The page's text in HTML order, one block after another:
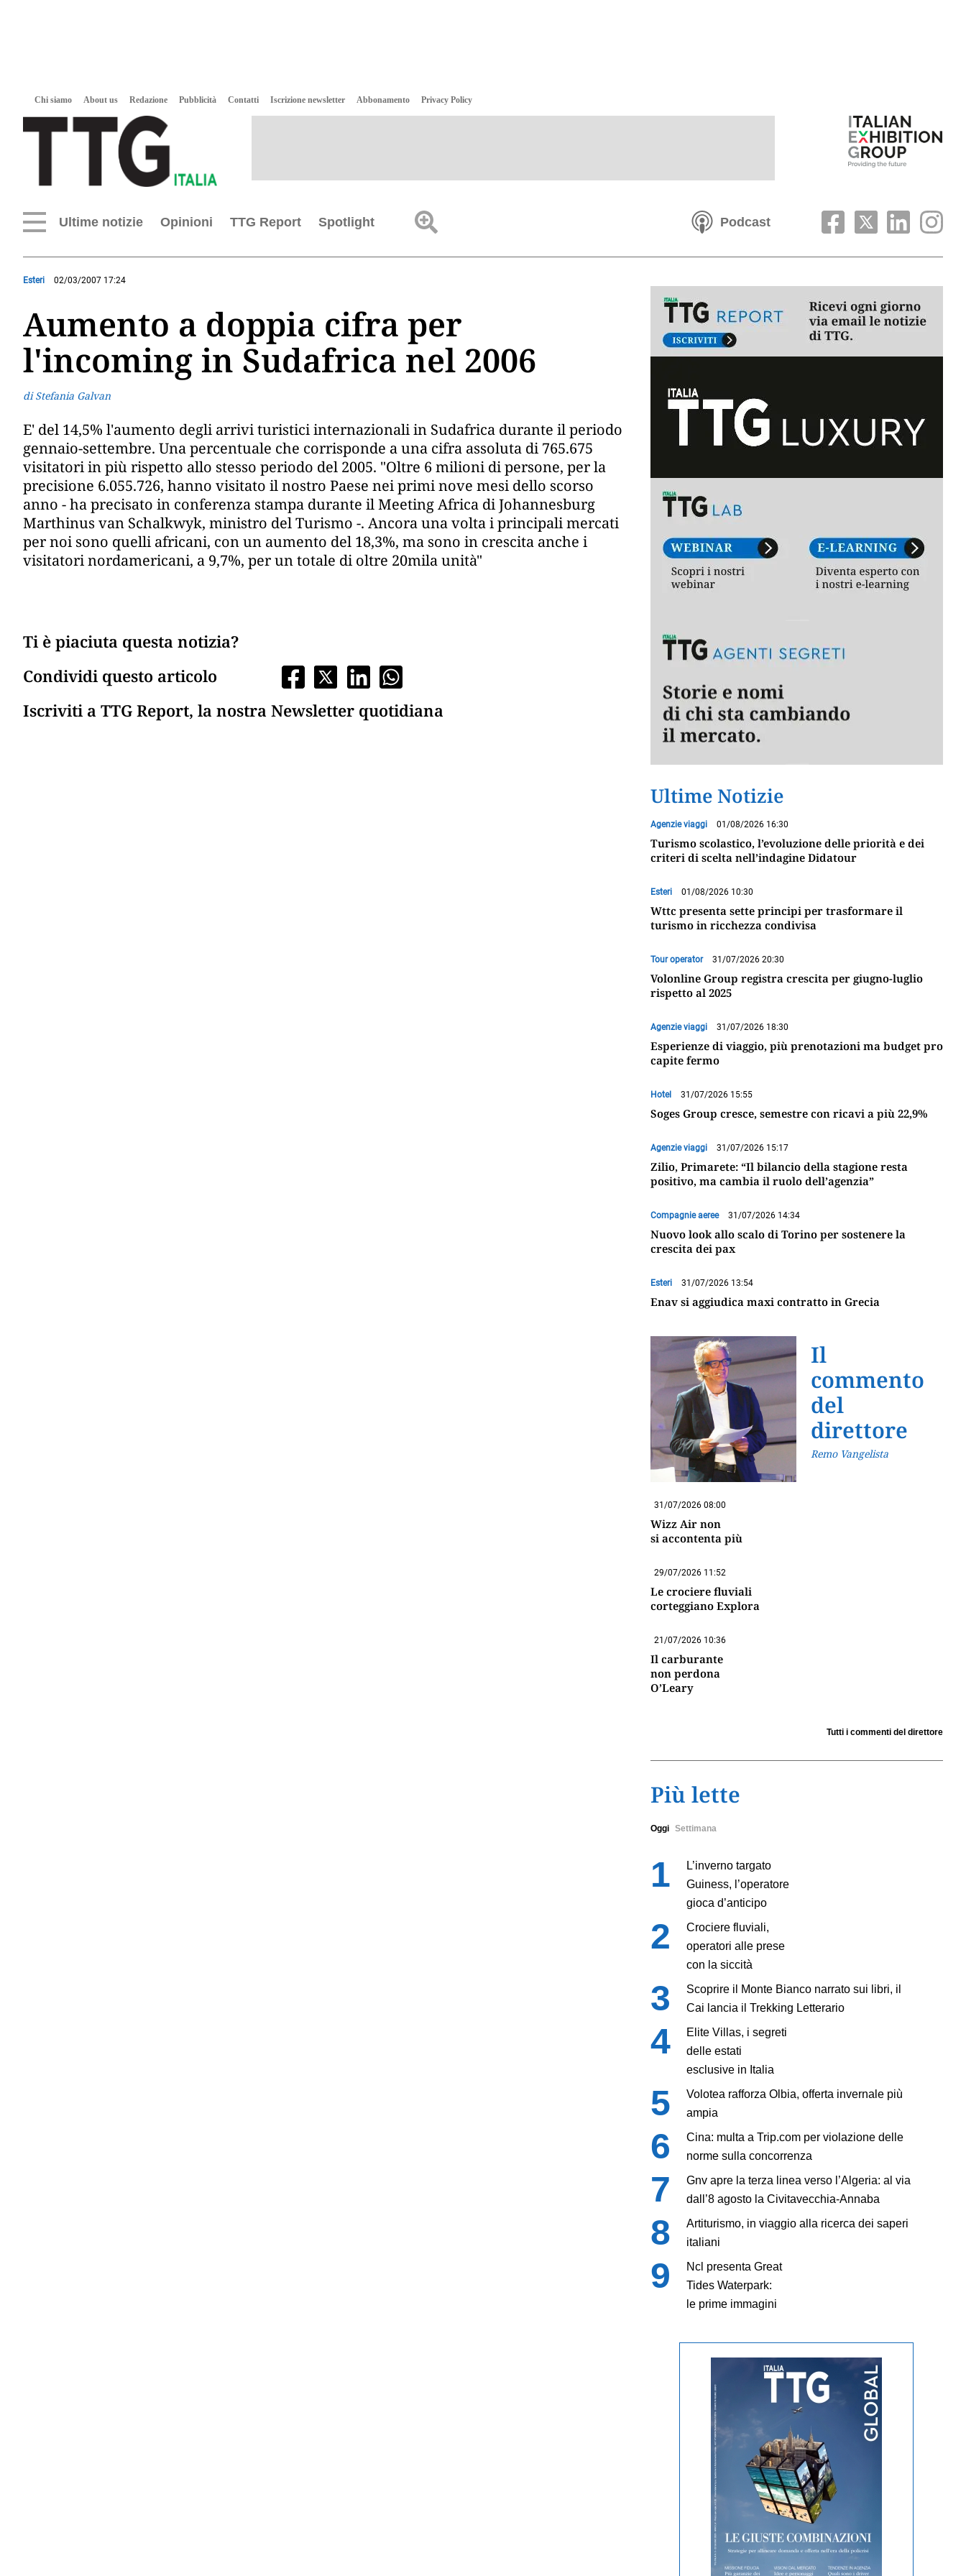
Chi siamo About us Redazione Pubblicità Contatti Iscrizione newsletter Abbonamento Privacy Policy
Ultime notizie Opinioni TTG Report Spotlight Podcast
Esteri 02/03/2007 17:24
Aumento a doppia cifra per
l'incoming in Sudafrica nel 2006
di Stefania Galvan
E' del 14,5% l'aumento degli arrivi turistici internazionali in Sudafrica durante il periodo
gennaio-settembre. Una percentuale che corrisponde a una cifra assoluta di 765.675
visitatori in più rispetto allo stesso periodo del 2005. "Oltre 6 milioni di persone, per la
precisione 6.055.726, hanno visitato il nostro Paese nei primi nove mesi dello scorso
anno - ha precisato in conferenza stampa durante il Meeting Africa di Johannesburg
Marthinus van Schalkwyk, ministro del Turismo -. Ancora una volta i principali mercati
per noi sono quelli africani, con un aumento del 18,3%, ma sono in crescita anche i
visitatori nordamericani, a 9,7%, per un totale di oltre 20mila unità"
Ti è piaciuta questa notizia?
Condividi questo articolo
Iscriviti a TTG Report, la nostra Newsletter quotidiana
Ultime Notizie
Agenzie viaggi 01/08/2026 16:30
Turismo scolastico, l’evoluzione delle priorità e dei
criteri di scelta nell’indagine Didatour
Esteri 01/08/2026 10:30
Wttc presenta sette principi per trasformare il
turismo in ricchezza condivisa
Tour operator 31/07/2026 20:30
Volonline Group registra crescita per giugno-luglio
rispetto al 2025
Agenzie viaggi 31/07/2026 18:30
Esperienze di viaggio, più prenotazioni ma budget pro
capite fermo
Hotel 31/07/2026 15:55
Soges Group cresce, semestre con ricavi a più 22,9%
Agenzie viaggi 31/07/2026 15:17
Zilio, Primarete: “Il bilancio della stagione resta
positivo, ma cambia il ruolo dell’agenzia”
Compagnie aeree 31/07/2026 14:34
Nuovo look allo scalo di Torino per sostenere la
crescita dei pax
Esteri 31/07/2026 13:54
Enav si aggiudica maxi contratto in Grecia
Il
commento
del
direttore
Remo Vangelista
31/07/2026 08:00
Wizz Air non
si accontenta più
29/07/2026 11:52
Le crociere fluviali
corteggiano Explora
21/07/2026 10:36
Il carburante
non perdona
O’Leary
Tutti i commenti del direttore
Più lette
Oggi Settimana
L’inverno targato
Guiness, l’operatore
gioca d’anticipo
Crociere fluviali,
operatori alle prese
con la siccità
Scoprire il Monte Bianco narrato sui libri, il
Cai lancia il Trekking Letterario
Elite Villas, i segreti
delle estati
esclusive in Italia
Volotea rafforza Olbia, offerta invernale più
ampia
Cina: multa a Trip.com per violazione delle
norme sulla concorrenza
Gnv apre la terza linea verso l’Algeria: al via
dall’8 agosto la Civitavecchia-Annaba
Artiturismo, in viaggio alla ricerca dei saperi
italiani
Ncl presenta Great
Tides Waterpark:
le prime immagini